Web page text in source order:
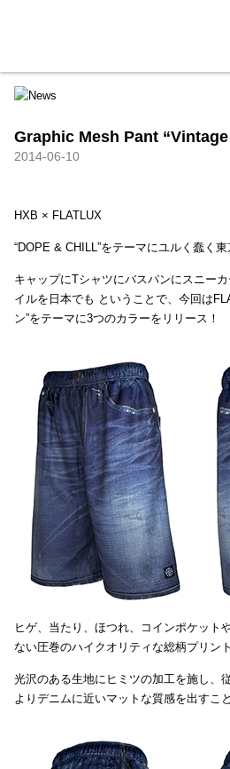
Graphic Mesh Pant
2014-06-10
HXB × FLATLUX
“DOPE & CHILL”をテーマにユルく蠢く
キャップにTシャツにバスパンにスニー
イルを日本でも ということで、今回は
ン”をテーマに3つのカラーをリリース！
ヒゲ、当たり、ほつれ、コインポケット
ない圧巻のハイクオリティな総柄プリン
光沢のある生地にヒミツの加工を施し、
よりデニムに近いマットな質感を出すこ